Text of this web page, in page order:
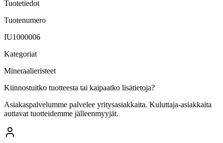
Tuotetiedot
Tuotenumero
IU1000006
Kategoriat
Mineraalieristeet
Kiinnostuitko tuotteesta tai kaipaatko lisätietoja?
Asiakaspalvelumme palvelee yritysasiakkaita. Kuluttaja-asiakkaita
auttavat tuotteidemme jälleenmyyjät.